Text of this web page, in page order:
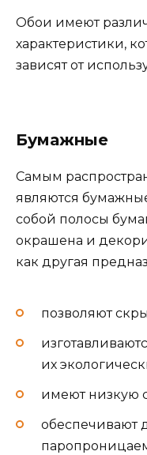
Обои имеют
характеристики,
зависят от
Бумажные
Самым
являются
собой полосы
окрашена и
как другая
позволяют
их
имеют низкую
обеспечивают